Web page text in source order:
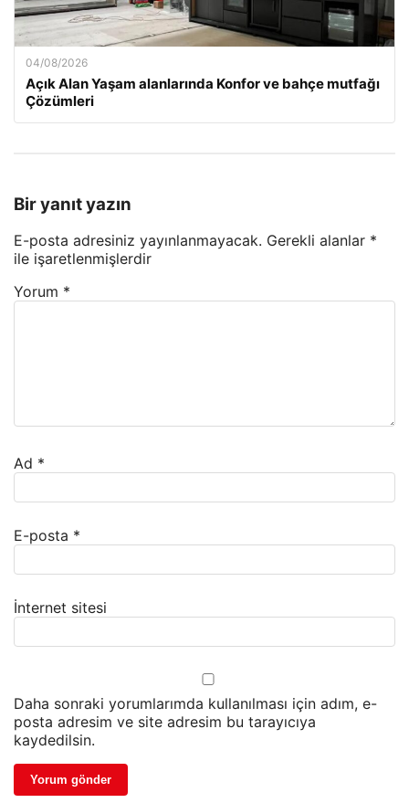
04/08/2026
Açık Alan Yaşam alanlarında Konfor ve bahçe mutfağı
Çözümleri
Bir yanıt yazın
E-posta adresiniz yayınlanmayacak. Gerekli alanlar *
ile işaretlenmişlerdir
Yorum *
Ad *
E-posta *
İnternet sitesi
Daha sonraki yorumlarımda kullanılması için adım, e-
posta adresim ve site adresim bu tarayıcıya
kaydedilsin.